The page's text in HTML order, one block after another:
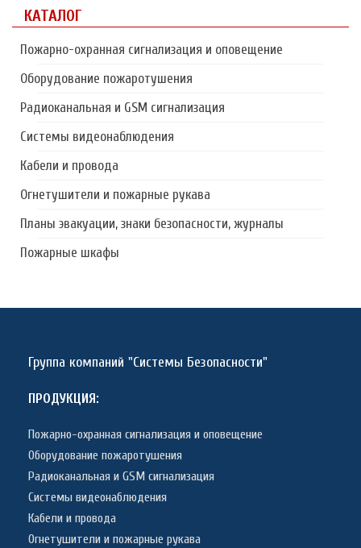
КАТАЛОГ
Пожарно-охранная сигнализация и оповещение
Оборудование пожаротушения
Радиоканальная и GSM сигнализация
Системы видеонаблюдения
Кабели и провода
Огнетушители и пожарные рукава
Планы эвакуации, знаки безопасности, журналы
Пожарные шкафы
Группа компаний "Системы Безопасности"
ПРОДУКЦИЯ:
Пожарно-охранная сигнализация и оповещение
Оборудование пожаротушения
Радиоканальная и GSM сигнализация
Системы видеонаблюдения
Кабели и провода
Огнетушители и пожарные рукава